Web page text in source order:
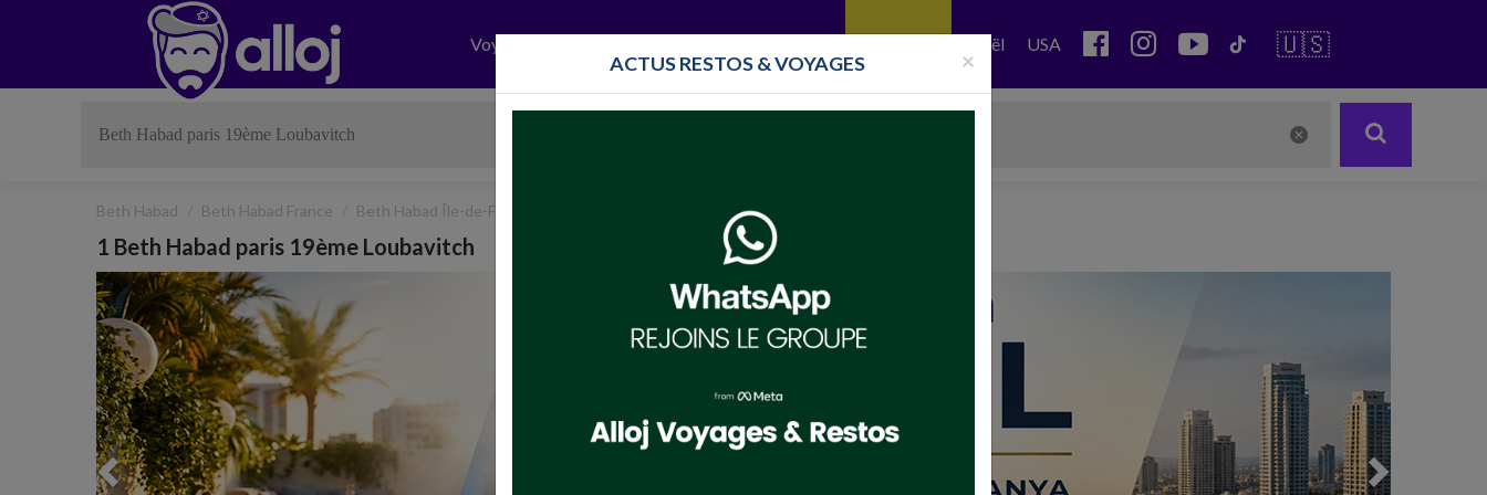
Voyages Israël USA 🇺🇸
Beth Habad Beth Habad France Beth Habad Île-de-France Beth Habad paris 19ème
1 Beth Habad paris 19ème Loubavitch
Previous
×
ACTUS RESTOS & VOYAGES